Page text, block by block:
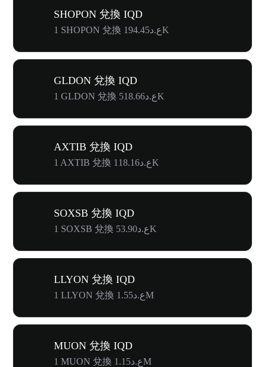
SHOPON 兌換 IQD
1 SHOPON 兌換 ع.د194.45K
GLDON 兌換 IQD
1 GLDON 兌換 ع.د518.66K
AXTIB 兌換 IQD
1 AXTIB 兌換 ع.د118.16K
SOXSB 兌換 IQD
1 SOXSB 兌換 ع.د53.90K
LLYON 兌換 IQD
1 LLYON 兌換 ع.د1.55M
MUON 兌換 IQD
1 MUON 兌換 ع.د1.15M